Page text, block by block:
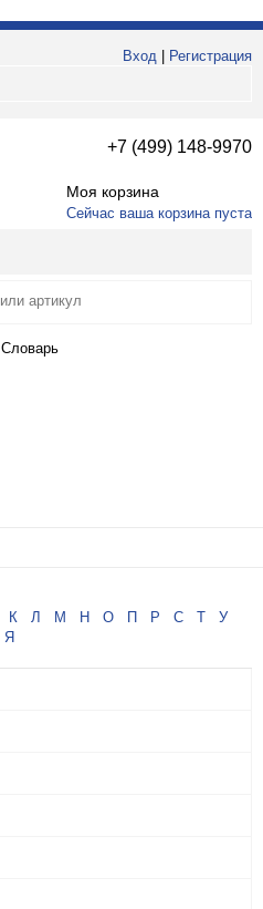
Вход
Регистрация
+7 (499) 148-9970
Моя корзина
Сейчас ваша корзина пуста
Словарь
К Л М Н О П Р С Т
У
Я